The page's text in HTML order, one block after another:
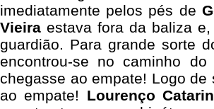
imediatamente pelos pés de
Vieira estava fora da baliza
guardião. Para grande sorte
encontrou-se no caminho
chegasse ao empate! Logo
ao empate! Lourenço